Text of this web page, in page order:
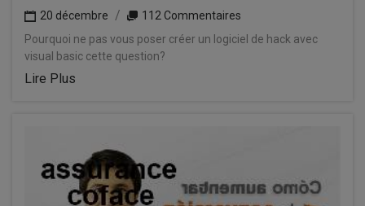
20 décembre
112 Commentaires
Pourquoi ne pas vous poser créer un logiciel de hack avec
visual basic cette question?
Lire Plus